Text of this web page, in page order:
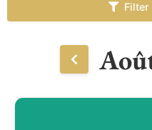
Filter